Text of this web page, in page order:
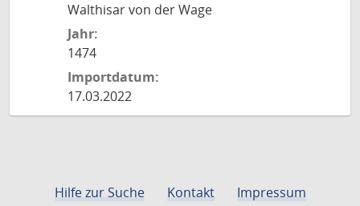
Walthisar von der Wage
Jahr:
1474
Importdatum:
17.03.2022
Hilfe zur Suche Kontakt
Impressum